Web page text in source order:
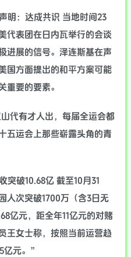
明：达成共识 当地时间23
代表团在日内瓦举行的会谈
进展的信号。泽连斯基在声
国方面提出的和平方案可能
重要的要素。
代有才人出，每届全运会都
五运会上那些崭露头角的青
突破10.68亿 截至10月31
人次突破1700万（含3日无
亿元，距全年11亿元的对赌
王女士称，按照当前运营趋
亿元。”